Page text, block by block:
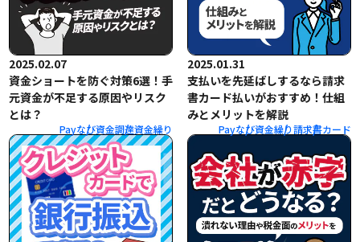
2025.02.07
資金ショートを防ぐ対策6選！手
元資金が不足する原因やリスク
とは？
Payなび資金調達資金繰り
2025.01.31
支払いを先延ばしするなら請求
書カード払いがおすすめ！仕組
みとメリットを解説
Payなび資金繰り請求書カード